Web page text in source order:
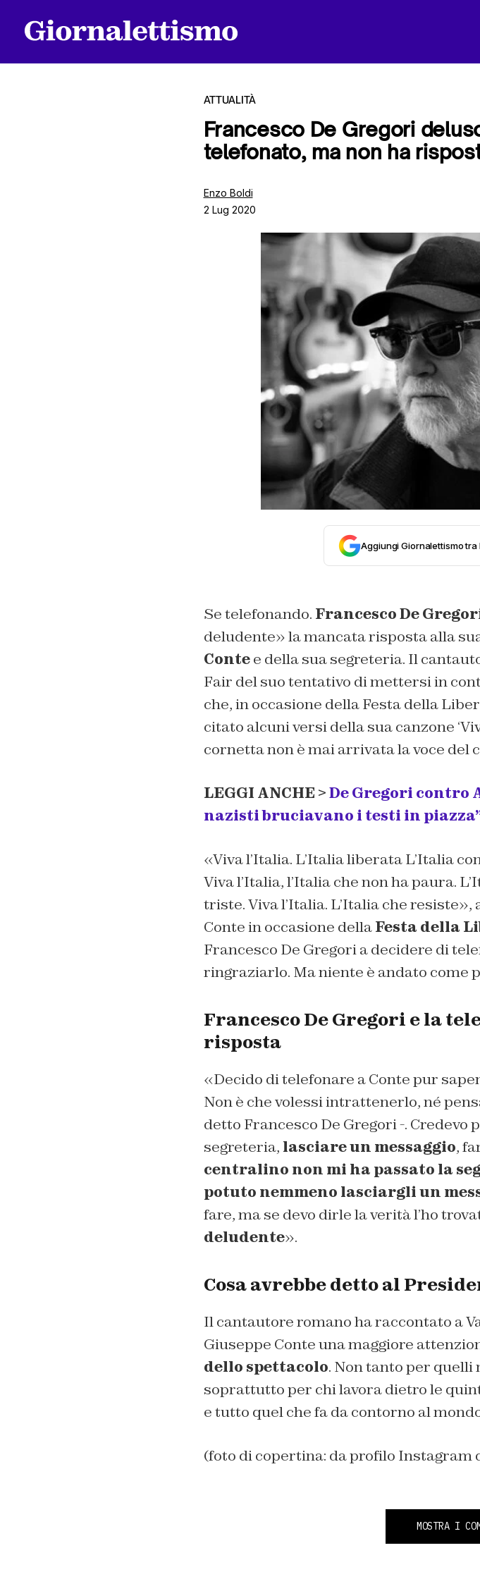
ATTUALITÀ
Francesco De Gregori
telefonato, ma non ha
Enzo Boldi
2 Lug 2020
Aggiungi Giornalettismo
Se telefonando. Francesco De
deludente» la mancata risposta alla
Contee della sua segreteria. Il
Fair del suo tentativo di mettersi in
che, in occasione della Festa della
citato alcuni versi della sua canzone
cornetta non è mai arrivata la voce del
LEGGI ANCHE >De Gregori contro
nazisti bruciavano i testi in
«Viva l’Italia. L’Italia liberata L’Italia
Viva l’Italia, l’Italia che non ha paura.
triste. Viva l’Italia. L’Italia che
Conte in occasione dellaFesta della
Francesco De Gregori a decidere di
ringraziarlo. Ma niente è andato come
Francesco De Gregori e la
risposta
«Decido di telefonare a Conte pur
Non è che volessi intrattenerlo, né
detto Francesco De Gregori -. Credevo
segreteria, lasciare un messaggio,
centralino non mi ha passato la
potuto nemmeno lasciargli un
fare, ma se devo dirle la verità l’ho
deludente».
Cosa avrebbe detto al
Il cantautore romano ha raccontato a
Giuseppe Conte una maggiore
dello spettacolo. Non tanto per quelli
soprattutto per chi lavora dietro le
e tutto quel che fa da contorno al
(foto di copertina: da profilo Instagram
MOSTRA I